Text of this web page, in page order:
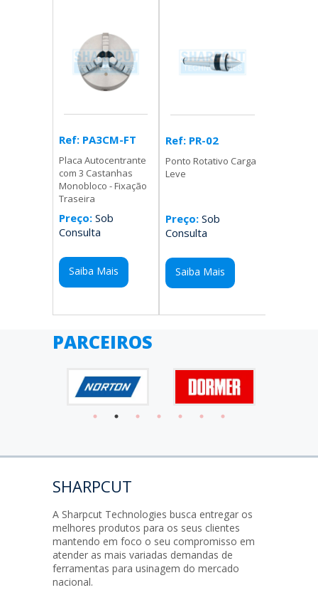
Ref: PA3CM-FT
Placa Autocentrante
com 3 Castanhas
Monobloco - Fixação
Traseira
Preço:Sob
Consulta
Saiba Mais
Ref: PR-02
Ponto Rotativo Carga
Leve
Preço: Sob
Consulta
Saiba Mais
PARCEIROS
SHARPCUT
A Sharpcut Technologies busca entregar os
melhores produtos para os seus clientes
mantendo em foco o seu compromisso em
atender as mais variadas demandas de
ferramentas para usinagem do mercado
nacional.